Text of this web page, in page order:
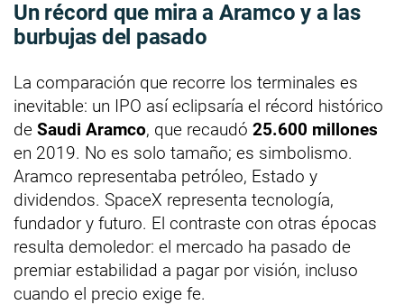
Un récord que mira a Aramco y a las
burbujas del pasado
La comparación que recorre los terminales es
inevitable: un IPO así eclipsaría el récord histórico
de Saudi Aramco, que recaudó 25.600 millones
en 2019. No es solo tamaño; es simbolismo.
Aramco representaba petróleo, Estado y
dividendos. SpaceX representa tecnología,
fundador y futuro. El contraste con otras épocas
resulta demoledor: el mercado ha pasado de
premiar estabilidad a pagar por visión, incluso
cuando el precio exige fe.